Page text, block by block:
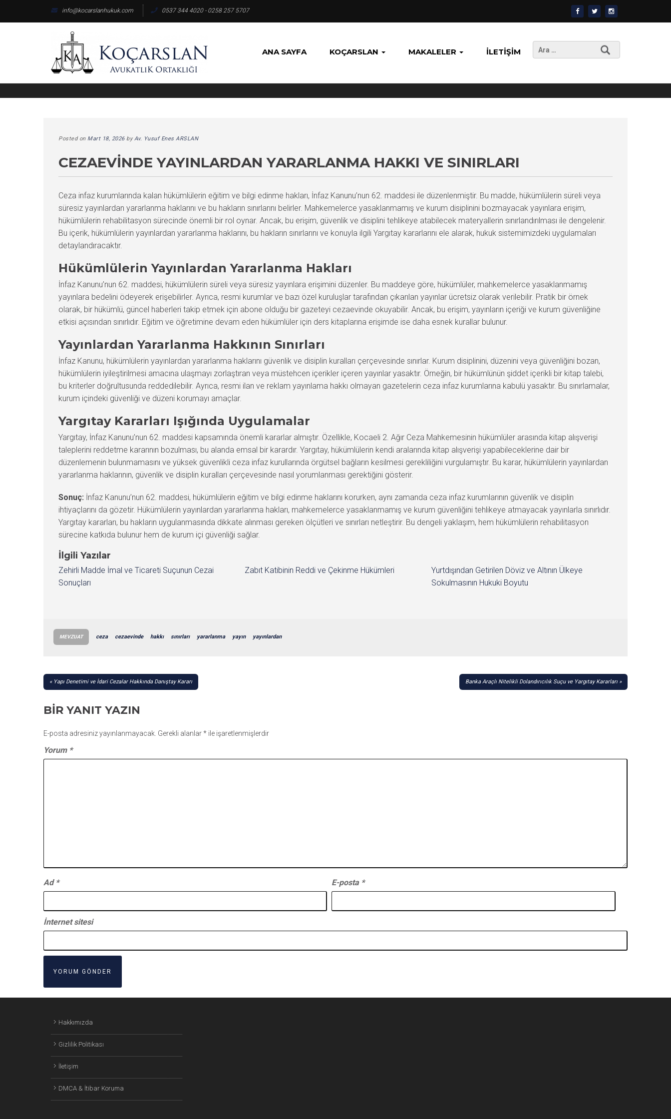
info@kocarslanhukuk.com 0537 344 4020 - 0258 257 5707
ANA SAYFA KOÇARSLAN MAKALELER İLETIŞIM
Arama:
Posted on Mart 18, 2026byAv. Yusuf Enes ARSLAN
CEZAEVINDE YAYINLARDAN YARARLANMA HAKKI VE SINIRLARI
Ceza infaz kurumlarında kalan hükümlülerin eğitim ve bilgi edinme hakları, İnfaz Kanunu’nun 62. maddesi ile düzenlenmiştir. Bu madde, hükümlülerin süreli veya
süresiz yayınlardan yararlanma haklarını ve bu hakların sınırlarını belirler. Mahkemelerce yasaklanmamış ve kurum disiplinini bozmayacak yayınlara erişim,
hükümlülerin rehabilitasyon sürecinde önemli bir rol oynar. Ancak, bu erişim, güvenlik ve disiplini tehlikeye atabilecek materyallerin sınırlandırılması ile dengelenir.
Bu içerik, hükümlülerin yayınlardan yararlanma haklarını, bu hakların sınırlarını ve konuyla ilgili Yargıtay kararlarını ele alarak, hukuk sistemimizdeki uygulamaları
detaylandıracaktır.
Hükümlülerin Yayınlardan Yararlanma Hakları
İnfaz Kanunu’nun 62. maddesi, hükümlülerin süreli veya süresiz yayınlara erişimini düzenler. Bu maddeye göre, hükümlüler, mahkemelerce yasaklanmamış
yayınlara bedelini ödeyerek erişebilirler. Ayrıca, resmi kurumlar ve bazı özel kuruluşlar tarafından çıkarılan yayınlar ücretsiz olarak verilebilir. Pratik bir örnek
olarak, bir hükümlü, güncel haberleri takip etmek için abone olduğu bir gazeteyi cezaevinde okuyabilir. Ancak, bu erişim, yayınların içeriği ve kurum güvenliğine
etkisi açısından sınırlıdır. Eğitim ve öğretimine devam eden hükümlüler için ders kitaplarına erişimde ise daha esnek kurallar bulunur.
Yayınlardan Yararlanma Hakkının Sınırları
İnfaz Kanunu, hükümlülerin yayınlardan yararlanma haklarını güvenlik ve disiplin kuralları çerçevesinde sınırlar. Kurum disiplinini, düzenini veya güvenliğini bozan,
hükümlülerin iyileştirilmesi amacına ulaşmayı zorlaştıran veya müstehcen içerikler içeren yayınlar yasaktır. Örneğin, bir hükümlünün şiddet içerikli bir kitap talebi,
bu kriterler doğrultusunda reddedilebilir. Ayrıca, resmi ilan ve reklam yayınlama hakkı olmayan gazetelerin ceza infaz kurumlarına kabulü yasaktır. Bu sınırlamalar,
kurum içindeki güvenliği ve düzeni korumayı amaçlar.
Yargıtay Kararları Işığında Uygulamalar
Yargıtay, İnfaz Kanunu’nun 62. maddesi kapsamında önemli kararlar almıştır. Özellikle, Kocaeli 2. Ağır Ceza Mahkemesinin hükümlüler arasında kitap alışverişi
taleplerini reddetme kararının bozulması, bu alanda emsal bir karardır. Yargıtay, hükümlülerin kendi aralarında kitap alışverişi yapabileceklerine dair bir
düzenlemenin bulunmamasını ve yüksek güvenlikli ceza infaz kurullarında örgütsel bağların kesilmesi gerekliliğini vurgulamıştır. Bu karar, hükümlülerin yayınlardan
yararlanma haklarının, güvenlik ve disiplin kuralları çerçevesinde nasıl yorumlanması gerektiğini gösterir.
Sonuç: İnfaz Kanunu’nun 62. maddesi, hükümlülerin eğitim ve bilgi edinme haklarını korurken, aynı zamanda ceza infaz kurumlarının güvenlik ve disiplin
ihtiyaçlarını da gözetir. Hükümlülerin yayınlardan yararlanma hakları, mahkemelerce yasaklanmamış ve kurum güvenliğini tehlikeye atmayacak yayınlarla sınırlıdır.
Yargıtay kararları, bu hakların uygulanmasında dikkate alınması gereken ölçütleri ve sınırları netleştirir. Bu dengeli yaklaşım, hem hükümlülerin rehabilitasyon
sürecine katkıda bulunur hem de kurum içi güvenliği sağlar.
İlgili Yazılar
Zehirli Madde İmal ve Ticareti Suçunun Cezai
Sonuçları
Zabıt Katibinin Reddi ve Çekinme Hükümleri
Yurtdışından Getirilen Döviz ve Altının Ülkeye
Sokulmasının Hukuki Boyutu
MEVZUAT ceza cezaevinde hakkı sınırları yararlanma yayın yayınlardan
YAZI
Yapı Denetimi ve İdari Cezalar Hakkında Danıştay Kararı Banka Araçlı Nitelikli Dolandırıcılık Suçu ve Yargıtay Kararları
BIR YANIT YAZIN
E-posta adresiniz yayınlanmayacak. Gerekli alanlar* ile işaretlenmişlerdir
Yorum *
Ad * E-posta *
İnternet sitesi
Hakkımızda
Gizlilik Politikası
İletişim
DMCA & İtibar Koruma